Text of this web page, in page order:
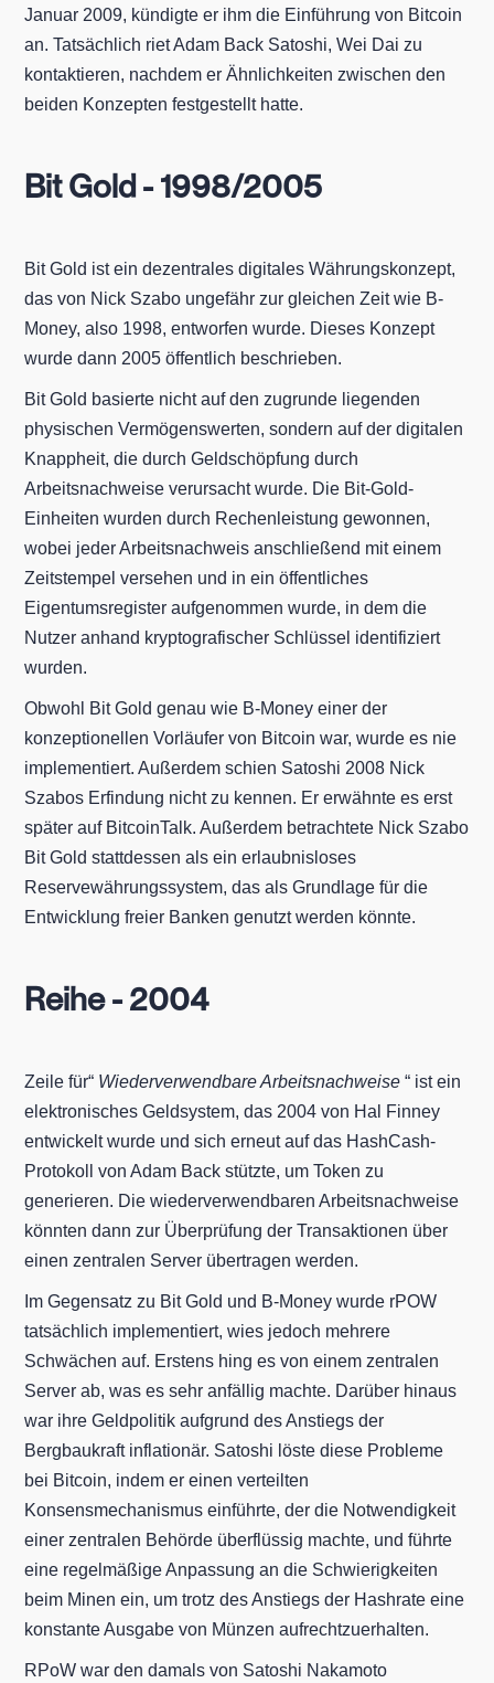
Januar 2009, kündigte er ihm die Einführung von Bitcoin
an. Tatsächlich riet Adam Back Satoshi, Wei Dai zu
kontaktieren, nachdem er Ähnlichkeiten zwischen den
beiden Konzepten festgestellt hatte.
Bit Gold - 1998/2005
Bit Gold ist ein dezentrales digitales Währungskonzept,
das von Nick Szabo ungefähr zur gleichen Zeit wie B-
Money, also 1998, entworfen wurde. Dieses Konzept
wurde dann 2005 öffentlich beschrieben.
Bit Gold basierte nicht auf den zugrunde liegenden
physischen Vermögenswerten, sondern auf der digitalen
Knappheit, die durch Geldschöpfung durch
Arbeitsnachweise verursacht wurde. Die Bit-Gold-
Einheiten wurden durch Rechenleistung gewonnen,
wobei jeder Arbeitsnachweis anschließend mit einem
Zeitstempel versehen und in ein öffentliches
Eigentumsregister aufgenommen wurde, in dem die
Nutzer anhand kryptografischer Schlüssel identifiziert
wurden.
Obwohl Bit Gold genau wie B-Money einer der
konzeptionellen Vorläufer von Bitcoin war, wurde es nie
implementiert. Außerdem schien Satoshi 2008 Nick
Szabos Erfindung nicht zu kennen. Er erwähnte es erst
später auf BitcoinTalk. Außerdem betrachtete Nick Szabo
Bit Gold stattdessen als ein erlaubnisloses
Reservewährungssystem, das als Grundlage für die
Entwicklung freier Banken genutzt werden könnte.
Reihe - 2004
Zeile für“ Wiederverwendbare Arbeitsnachweise “ ist ein
elektronisches Geldsystem, das 2004 von Hal Finney
entwickelt wurde und sich erneut auf das HashCash-
Protokoll von Adam Back stützte, um Token zu
generieren. Die wiederverwendbaren Arbeitsnachweise
könnten dann zur Überprüfung der Transaktionen über
einen zentralen Server übertragen werden.
Im Gegensatz zu Bit Gold und B-Money wurde rPOW
tatsächlich implementiert, wies jedoch mehrere
Schwächen auf. Erstens hing es von einem zentralen
Server ab, was es sehr anfällig machte. Darüber hinaus
war ihre Geldpolitik aufgrund des Anstiegs der
Bergbaukraft inflationär. Satoshi löste diese Probleme
bei Bitcoin, indem er einen verteilten
Konsensmechanismus einführte, der die Notwendigkeit
einer zentralen Behörde überflüssig machte, und führte
eine regelmäßige Anpassung an die Schwierigkeiten
beim Minen ein, um trotz des Anstiegs der Hashrate eine
konstante Ausgabe von Münzen aufrechtzuerhalten.
RPoW war den damals von Satoshi Nakamoto